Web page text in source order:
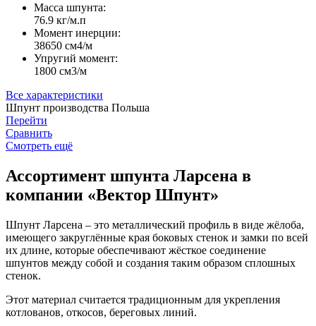
Масса шпунта:
76.9 кг/м.п
Момент инерции:
38650 cм4/м
Упругий момент:
1800 cм3/м
Все характеристики
Шпунт производства Польша
Перейти
Сравнить
Смотреть ещё
Ассортимент шпунта Ларсена в
компании «Вектор Шпунт»
Шпунт Ларсена – это металлический профиль в виде жёлоба,
имеющего закруглённые края боковых стенок и замки по всей
их длине, которые обеспечивают жёсткое соединение
шпунтов между собой и создания таким образом сплошных
стенок.
Этот материал считается традиционным для укрепления
котлованов, откосов, береговых линий.